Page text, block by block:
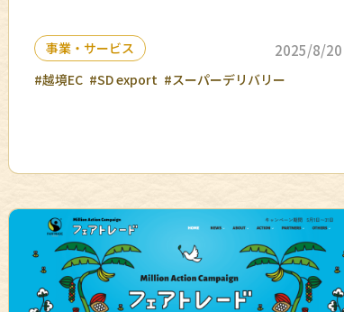
事業・サービス 2025/8/20
#越境EC #SD export #スーパーデリバリー